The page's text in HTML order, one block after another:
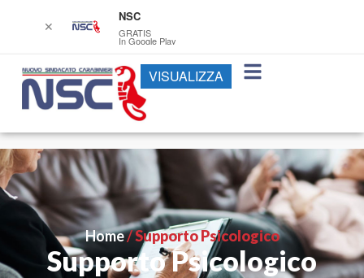
Home/Supporto Psicologico
Supporto Psicologico
✕
NSC
GRATIS
In Google Play
VISUALIZZA